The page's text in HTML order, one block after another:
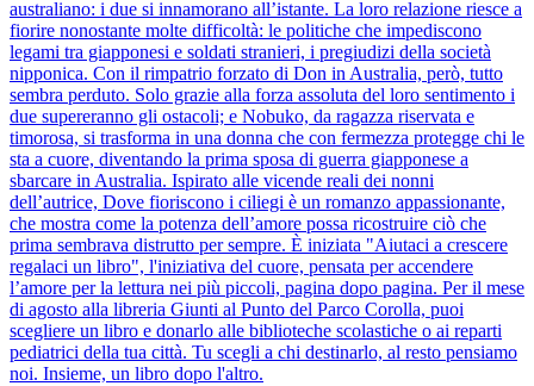
australiano: i due si innamorano all’istante. La loro relazione riesce a
fiorire nonostante molte difficoltà: le politiche che impediscono
legami tra giapponesi e soldati stranieri, i pregiudizi della società
nipponica. Con il rimpatrio forzato di Don in Australia, però, tutto
sembra perduto. Solo grazie alla forza assoluta del loro sentimento i
due supereranno gli ostacoli; e Nobuko, da ragazza riservata e
timorosa, si trasforma in una donna che con fermezza protegge chi le
sta a cuore, diventando la prima sposa di guerra giapponese a
sbarcare in Australia. Ispirato alle vicende reali dei nonni
dell’autrice, Dove fioriscono i ciliegi è un romanzo appassionante,
che mostra come la potenza dell’amore possa ricostruire ciò che
prima sembrava distrutto per sempre. È iniziata "Aiutaci a crescere
regalaci un libro", l'iniziativa del cuore, pensata per accendere
l’amore per la lettura nei più piccoli, pagina dopo pagina. Per il mese
di agosto alla libreria Giunti al Punto del Parco Corolla, puoi
scegliere un libro e donarlo alle biblioteche scolastiche o ai reparti
pediatrici della tua città. Tu scegli a chi destinarlo, al resto pensiamo
noi. Insieme, un libro dopo l'altro.